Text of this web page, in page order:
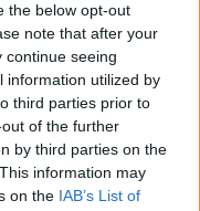
the below opt-out
note that after your
continue seeing
information utilized by
third parties prior to
of the further
by third parties on the
information may
on the IAB’s List of